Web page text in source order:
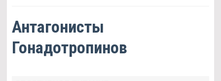
Антагонисты
Гонадотропинов